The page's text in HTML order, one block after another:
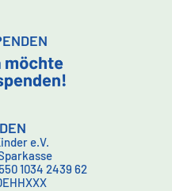
e.V.
1034 2439 62